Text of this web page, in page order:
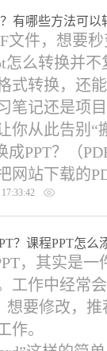
有哪些方法可以
文件，想要
怎么转换并
式转换，还
笔记还是项
你从此告别
成PPT？（
网站下载的
？课程PPT怎么
，其实是
工作中经常
想要修改，
作。